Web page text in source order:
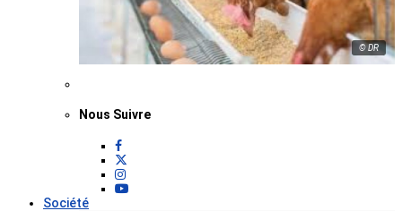
© DR
Nous Suivre
Société